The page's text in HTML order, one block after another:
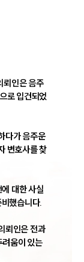
뢰인은 음주
로 입건되었
다가 음주운
변호사를 찾
대한 사실
했습니다.
뢰인은 전과
려움이 있는